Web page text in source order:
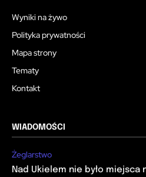
Wyniki na żywo
Polityka prywatności
Mapa strony
Tematy
Kontakt
WIADOMOŚCI
Żeglarstwo
Nad Ukielem nie było miejsca